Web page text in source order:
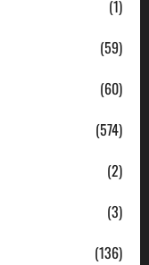
(1)
(59)
(60)
(574)
(2)
(3)
(136)